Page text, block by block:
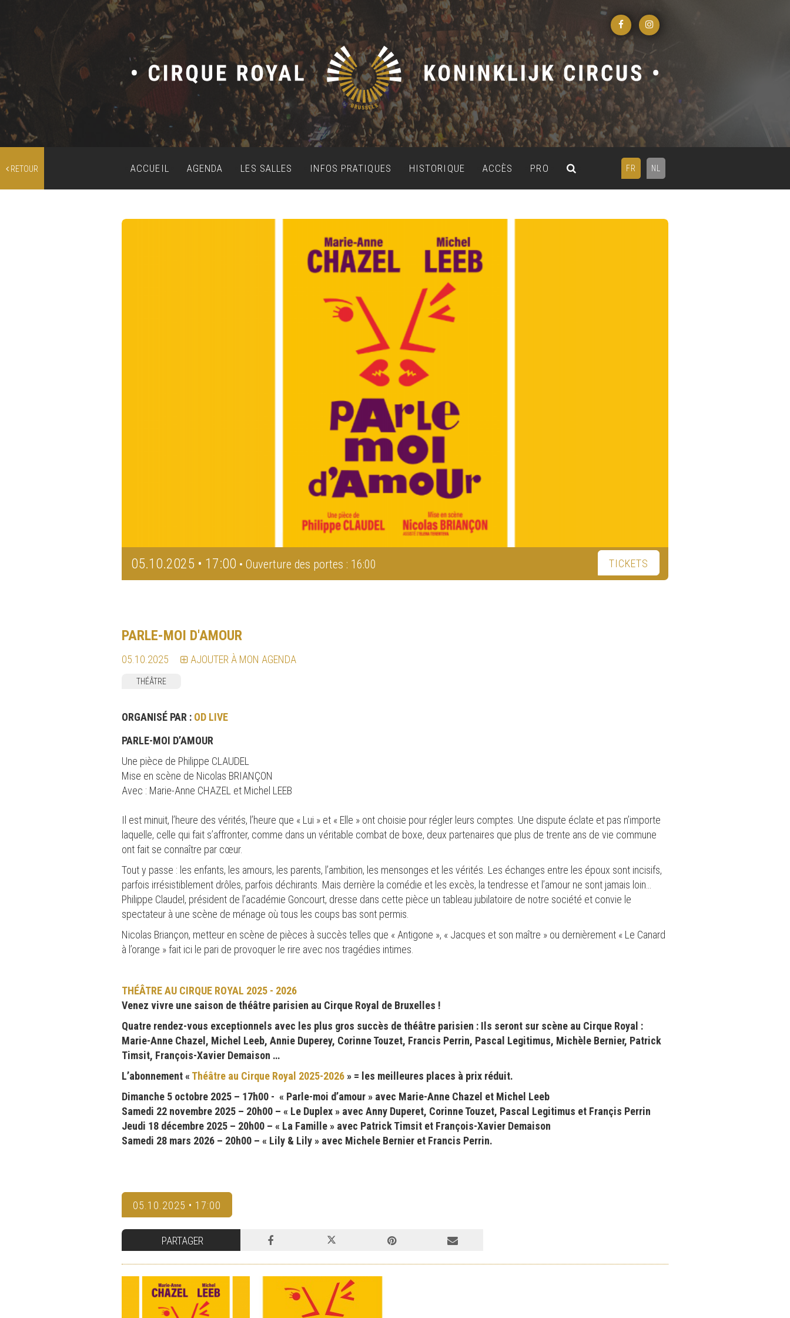
RETOUR FR NL
ACCUEIL AGENDA LES SALLES INFOS PRATIQUES HISTORIQUE ACCÈS PRO
05.10.2025 • 17:00 • Ouverture des portes : 16:00 TICKETS
PARLE-MOI D'AMOUR
05.10.2025 AJOUTER À MON AGENDA
THÉÂTRE
ORGANISÉ PAR : OD LIVE
PARLE-MOI D’AMOUR
Une pièce de Philippe CLAUDEL
Mise en scène de Nicolas BRIANÇON
Avec : Marie-Anne CHAZEL et Michel LEEB
Il est minuit, l’heure des vérités, l’heure que « Lui » et « Elle » ont choisie pour régler leurs comptes. Une dispute éclate et pas n’importe
laquelle, celle qui fait s’affronter, comme dans un véritable combat de boxe, deux partenaires que plus de trente ans de vie commune
ont fait se connaître par cœur.
Tout y passe : les enfants, les amours, les parents, l’ambition, les mensonges et les vérités. Les échanges entre les époux sont incisifs,
parfois irrésistiblement drôles, parfois déchirants. Mais derrière la comédie et les excès, la tendresse et l’amour ne sont jamais loin…
Philippe Claudel, président de l’académie Goncourt, dresse dans cette pièce un tableau jubilatoire de notre société et convie le
spectateur à une scène de ménage où tous les coups bas sont permis.
Nicolas Briançon, metteur en scène de pièces à succès telles que « Antigone », « Jacques et son maître » ou dernièrement « Le Canard
à l’orange » fait ici le pari de provoquer le rire avec nos tragédies intimes.
THÉÂTRE AU CIRQUE ROYAL 2025 - 2026
Venez vivre une saison de théâtre parisien au Cirque Royal de Bruxelles !
Quatre rendez-vous exceptionnels avec les plus gros succès de théâtre parisien : Ils seront sur scène au Cirque Royal :
Marie-Anne Chazel, Michel Leeb, Annie Duperey, Corinne Touzet, Francis Perrin, Pascal Legitimus, Michèle Bernier, Patrick
Timsit, François-Xavier Demaison …
L’abonnement « Théâtre au Cirque Royal 2025-2026 » = les meilleures places à prix réduit.
Dimanche 5 octobre 2025 – 17h00 - « Parle-moi d’amour » avec Marie-Anne Chazel et Michel Leeb
Samedi 22 novembre 2025 – 20h00 – « Le Duplex » avec Anny Duperet, Corinne Touzet, Pascal Legitimus et Françis Perrin
Jeudi 18 décembre 2025 – 20h00 – « La Famille » avec Patrick Timsit et François-Xavier Demaison
Samedi 28 mars 2026 – 20h00 – « Lily & Lily » avec Michele Bernier et Francis Perrin.
05.10.2025 • 17:00
PARTAGER